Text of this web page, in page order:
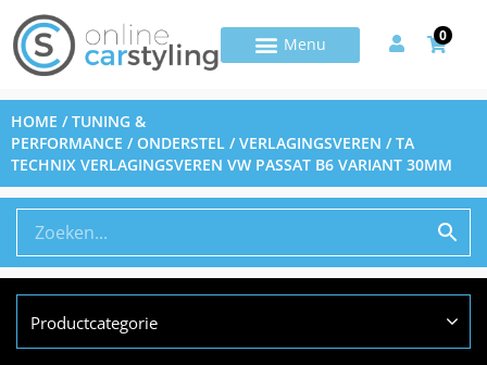
0
HOME /TUNING &
PERFORMANCE /ONDERSTEL /VERLAGINGSVEREN / TA
TECHNIX VERLAGINGSVEREN VW PASSAT B6 VARIANT 30MM
Productcategorie